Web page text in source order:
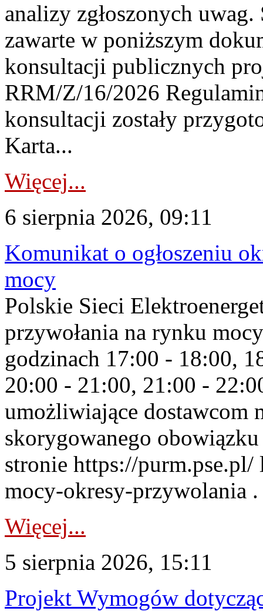
analizy zgłoszonych
zawarte w poniższym
konsultacji publicznych
RRM/Z/16/2026
konsultacji zostały
Karta...
Więcej...
6 sierpnia 2026, 09:11
Komunikat o ogłoszeniu
mocy
Polskie Sieci
przywołania na rynku
godzinach 17:00 - 18:00,
20:00 - 21:00, 21:00 -
umożliwiające dostawcom
skorygowanego
stronie https://
mocy-okresy-przywolania
Więcej...
5 sierpnia 2026, 15:11
Projekt Wymogów